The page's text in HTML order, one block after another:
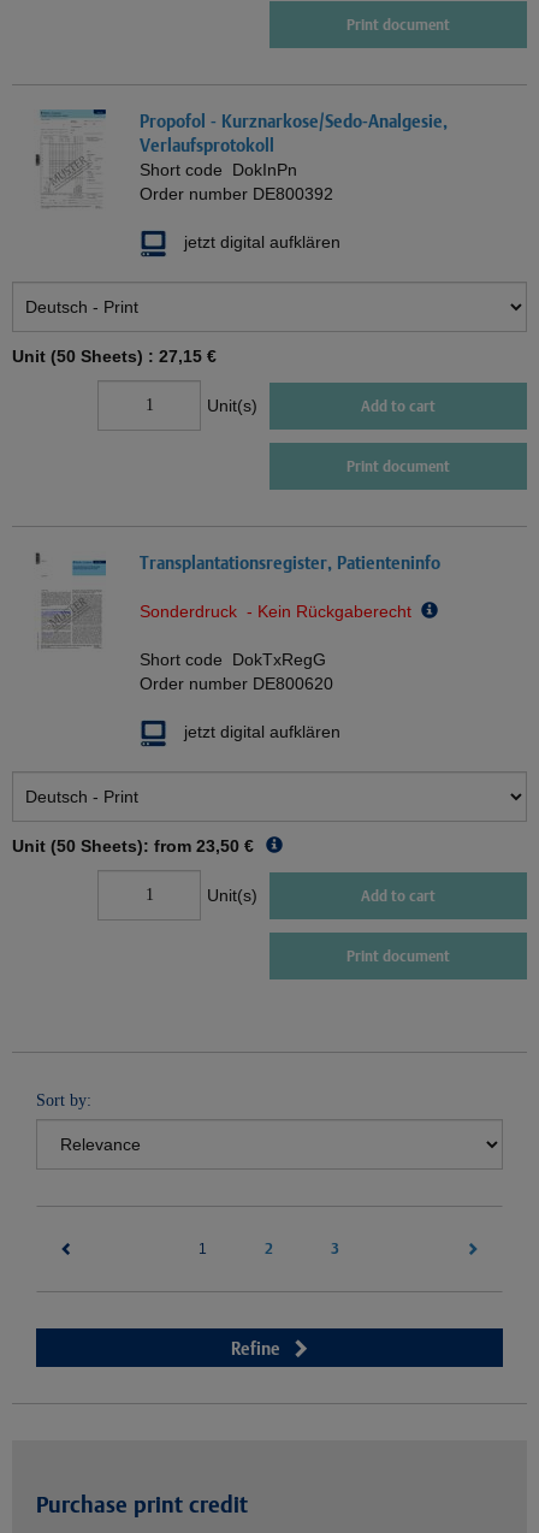
Print document
Propofol - Kurznarkose/Sedo-Analgesie,
Verlaufsprotokoll
Short code DokInPn
Order number DE800392
jetzt digital aufklären
Unit (50 Sheets) : 27,15 €
Unit(s) Add to cart
Print document
Transplantationsregister, Patienteninfo
Sonderdruck - Kein Rückgaberecht
Short code DokTxRegG
Order number DE800620
jetzt digital aufklären
Unit (50 Sheets): from 23,50 €
Unit(s) Add to cart
Print document
Sort by:
1 2 3
Refine
Purchase print credit